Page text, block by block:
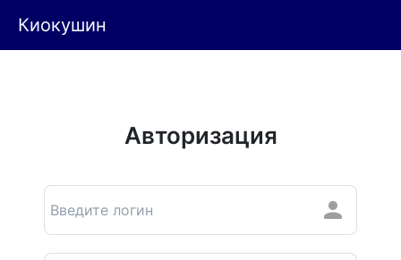
Киокушин
Авторизация